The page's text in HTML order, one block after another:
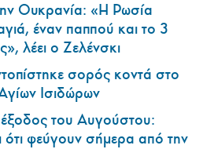
Ουκρανία: «Η Ρωσία
έναν παππού και το 3
λέει ο Ζελένσκι
σορός κοντά στο
Ισιδώρων
του Αυγούστου:
ότι φεύγουν σήμερα από την